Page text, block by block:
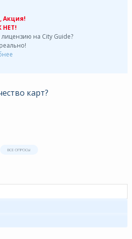
Акция!
НЕТ!
лицензию на City Guide?
карт?
ВСЕ ОПРОСЫ